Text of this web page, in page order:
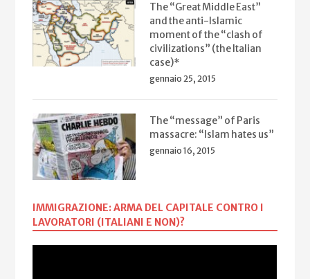
The “Great Middle East”
and the anti-Islamic
moment of the “clash of
civilizations” (the Italian
case)*
gennaio 25, 2015
The “message” of Paris
massacre: “Islam hates us”
gennaio 16, 2015
IMMIGRAZIONE: ARMA DEL CAPITALE CONTRO I
LAVORATORI (ITALIANI E NON)?